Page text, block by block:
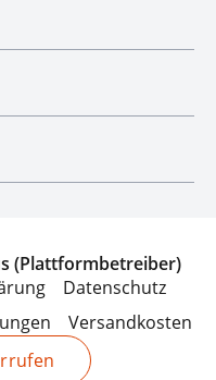
(Plattformbetreiber)
Datenschutz
Versandkosten